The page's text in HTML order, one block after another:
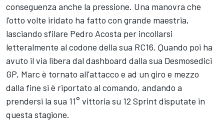
conseguenza anche la pressione. Una manovra che
l'otto volte iridato ha fatto con grande maestria,
lasciando sfilare Pedro Acosta per incollarsi
letteralmente al codone della sua RC16. Quando poi ha
avuto il via libera dal dashboard dalla sua Desmosedici
GP, Marc è tornato all'attacco e ad un giro e mezzo
dalla fine si è riportato al comando, andando a
prendersi la sua 11° vittoria su 12 Sprint disputate in
questa stagione.